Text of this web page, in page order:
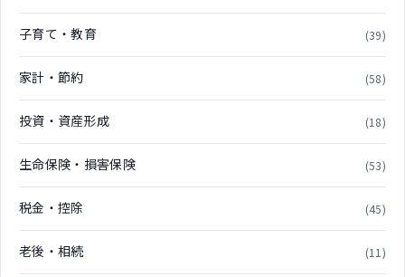
子育て・教育 (39)
家計・節約 (58)
投資・資産形成 (18)
生命保険・損害保険 (53)
税金・控除 (45)
老後・相続 (11)